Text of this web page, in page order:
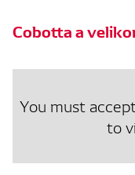
Cobotta a
You must
to